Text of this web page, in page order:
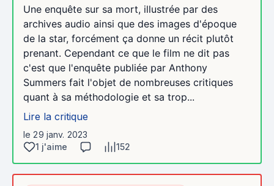
Une enquête sur sa mort, illustrée par des
archives audio ainsi que des images d'époque
de la star, forcément ça donne un récit plutôt
prenant. Cependant ce que le film ne dit pas
c'est que l'enquête publiée par Anthony
Summers fait l'objet de nombreuses critiques
quant à sa méthodologie et sa trop...
Lire la critique
le 29 janv. 2023
1 j'aime
152